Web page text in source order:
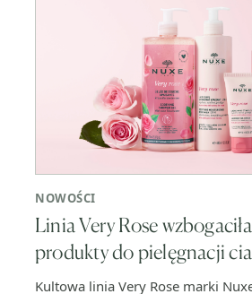
NOWOŚCI
Linia Very Rose
produkty do pielęgnacji
Kultowa linia Very Rose marki